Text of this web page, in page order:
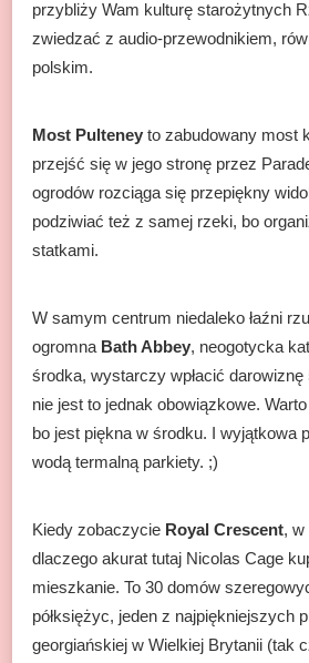
przybliży Wam kulturę starożytnych
zwiedzać z audio-przewodnikiem,
polskim.
Most Pulteney to zabudowany most
przejść się w jego stronę przez
ogrodów rozciąga się przepiękny
podziwiać też z samej rzeki, bo
statkami.
W samym centrum niedaleko łaźni
ogromna Bath Abbey, neogotycka
środka, wystarczy wpłacić
nie jest to jednak obowiązkowe.
bo jest piękna w środku. I wyjątkowa
wodą termalną parkiety. ;)
Kiedy zobaczycie Royal Crescent, w
dlaczego akurat tutaj Nicolas Cage
mieszkanie. To 30 domów
półksiężyc, jeden z najpiękniejszych
georgiańskiej w Wielkiej Brytanii (tak